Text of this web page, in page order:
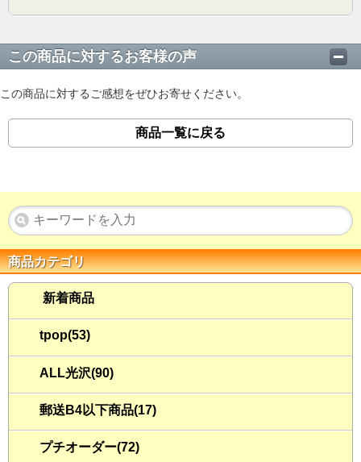
この商品に対するお客様の声
この商品に対するご感想をぜひお寄せください。
商品一覧に戻る
商品カテゴリ
新着商品
tpop(53)
ALL光沢(90)
郵送B4以下商品(17)
プチオーダー(72)